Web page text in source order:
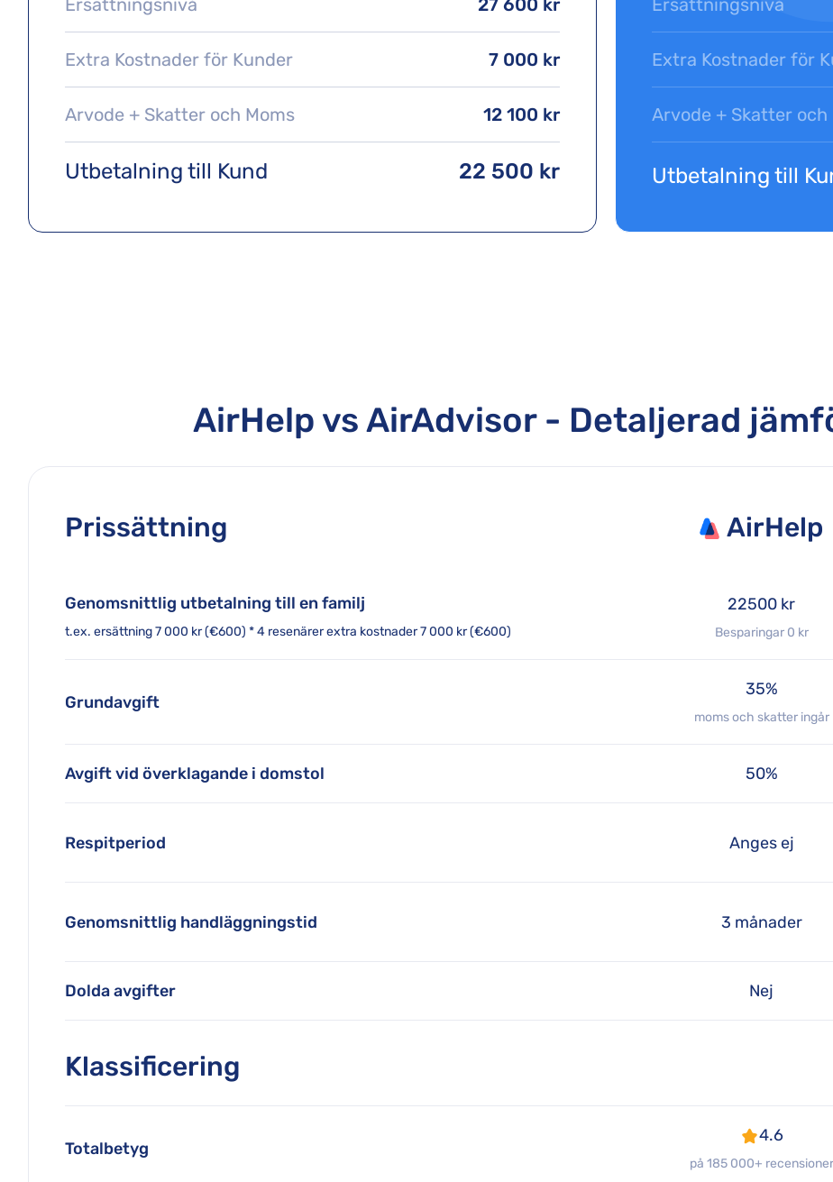
Ersättningsnivå 27 600 kr
Extra Kostnader för Kunder 7 000 kr
Arvode + Skatter och Moms 12 100 kr
Utbetalning till Kund 22 500 kr
Ersättningsnivå
Extra Kostnader för
Arvode + Skatter och
Utbetalning till
AirHelp vs AirAdvisor - Detaljerad
Prissättning AirHelp
Genomsnittlig utbetalning till en familj
t.ex. ersättning 7 000 kr (€600) * 4 resenärer extra kostnader 7 000 kr (€600)
22500 kr
Besparingar 0 kr
Grundavgift
35%
moms och skatter ingår
Avgift vid överklagande i domstol 50%
Respitperiod Anges ej
Genomsnittlig handläggningstid 3 månader
Dolda avgifter Nej
Klassificering
Totalbetyg
4.6
på 185 000+ recensioner